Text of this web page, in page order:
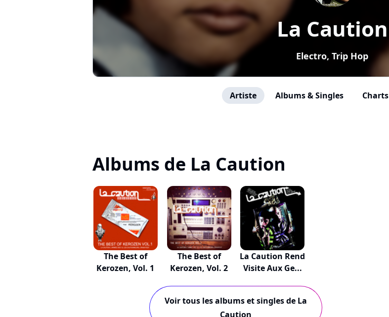
La Caution
Electro, Trip Hop
Artiste Albums & Singles Charts
Albums de La Caution
The Best of
Kerozen, Vol. 1
The Best of
Kerozen, Vol. 2
La Caution Rend
Visite Aux Ge...
Voir tous les albums et singles de La
Caution